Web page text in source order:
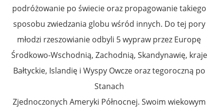
podróżowanie po świecie oraz propagowanie takiego
sposobu zwiedzania globu wśród innych. Do tej pory
młodzi rzeszowianie odbyli 5 wypraw przez Europę
Środkowo-Wschodnią, Zachodnią, Skandynawię, kraje
Bałtyckie, Islandię i Wyspy Owcze oraz tegoroczną po
Stanach
Zjednoczonych Ameryki Północnej. Swoim wiekowym